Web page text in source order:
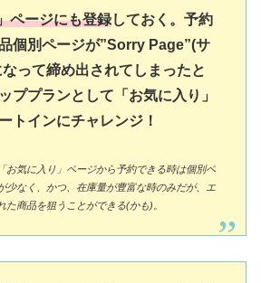
ページにも登録しておく。予約
個別ページが”Sorry Page”(サ
って締め出されてしまったと
ププランとして「お気に入り」
トインにチャレンジ！
お気に入り」ページから予約できる時は個別ペ
少なく、かつ、在庫量が豊富な時のみだが、エ
た商品を狙うことができる(かも)。